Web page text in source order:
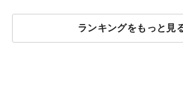
ランキングをもっと見